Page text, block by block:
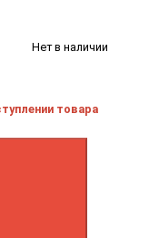
Нет в наличии
товара